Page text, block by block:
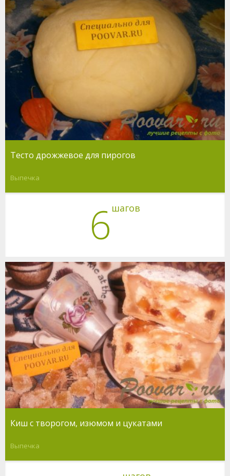
Тесто дрожжевое для пирогов
Выпечка
6 шагов
Киш с творогом, изюмом и цукатами
Выпечка